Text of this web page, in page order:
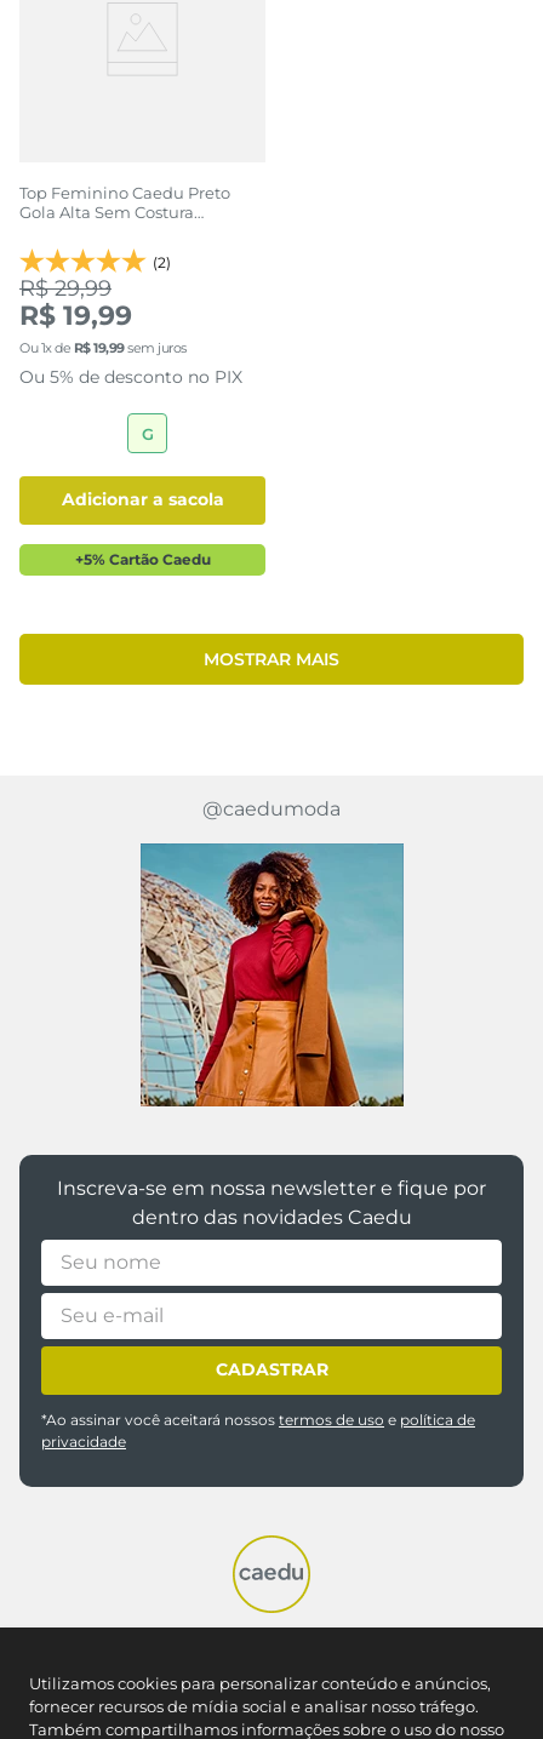
Utilizamos cookies para personalizar conteúdo e anúncios,
fornecer recursos de mídia social e analisar nosso tráfego.
Também compartilhamos informações sobre o uso do nosso
Top Feminino Caedu Preto
Gola Alta Sem Costura
(2)
R$ 29,99
R$ 19,99
Ou1x de R$19,99sem juros
Ou 5% de desconto no PIX
G
adicionar a sacola
+5% Cartão Caedu
MOSTRAR MAIS
@caedumoda
Inscreva-se em nossa newsletter e fique por
dentro das novidades Caedu
CADASTRAR
*Ao assinar você aceitará nossos termos de uso e política de
privacidade
NOSSAS LOJAS